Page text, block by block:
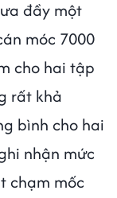
đầy một
móc 7000
cho hai tập
rất khả
bình cho hai
nhận mức
chạm mốc